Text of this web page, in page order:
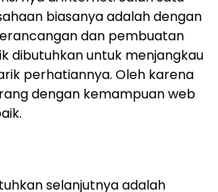
biasanya adalah dengan
dan pembuatan
dibutuhkan untuk menjangkau
perhatiannya. Oleh karena
dengan kemampuan web
selanjutnya adalah